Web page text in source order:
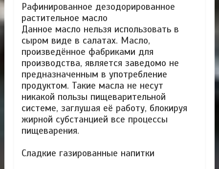
Рафинированное дезодорированное
растительное масло
Данное масло нельзя использовать в
сыром виде в салатах. Масло,
произведённое фабриками для
производства, является заведомо не
предназначенным в употребление
продуктом. Такие масла не несут
никакой пользы пищеварительной
системе, заглушая её работу, блокируя
жирной субстанцией все процессы
пищеварения.
Сладкие газированные напитки